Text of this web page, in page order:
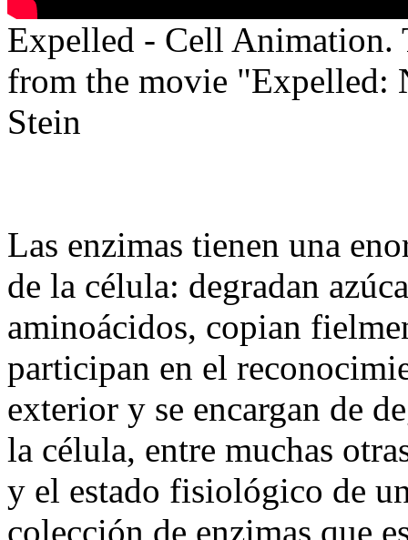
Expelled - Cell Animation.
from the movie "Expelled:
Stein
Las enzimas tienen una
de la célula: degradan
aminoácidos, copian
participan en el
exterior y se encargan de
la célula, entre muchas
y el estado fisiológico de
colección de enzimas que